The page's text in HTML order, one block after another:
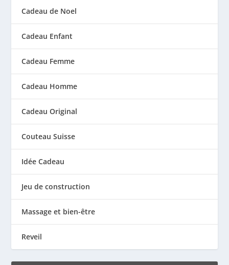
Cadeau de Noel
Cadeau Enfant
Cadeau Femme
Cadeau Homme
Cadeau Original
Couteau Suisse
Idée Cadeau
Jeu de construction
Massage et bien-être
Reveil